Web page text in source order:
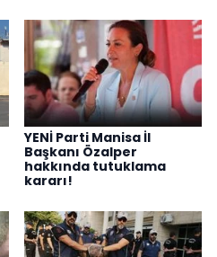
YENİ Parti Manisa İl
Başkanı Özalper
hakkında tutuklama
kararı!